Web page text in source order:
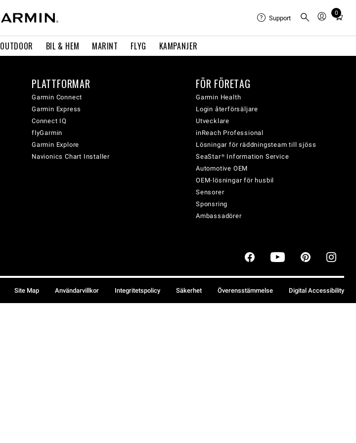
OUTDOOR BIL & HEM MARINT FLYG KAMPANJER
Support
0
Total
in
PLATTFORMAR
Garmin Connect
Garmin Express
Connect IQ
flyGarmin
Garmin Explore
Navionics Chart Installer
FÖR FÖRETAG
Garmin Health
Login återförsäljare
Utvecklare
inReach Professional
Lösningar för räddningsteam till sjöss
SeaStar® Information Service
Automotive OEM
OEM-lösningar för husbil
Sensorer
Sponsring
Ambassadörer
Site Map Användarvillkor Integritetspolicy Säkerhet Överensstämmelse Digital Accessibility